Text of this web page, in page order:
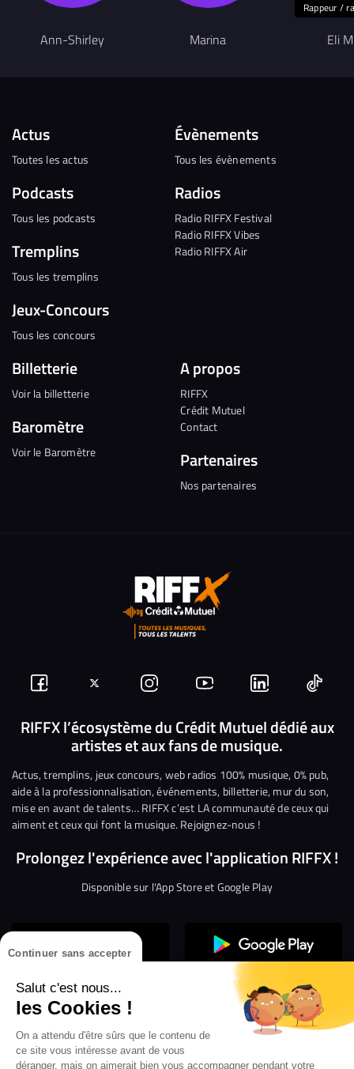
Continuer sans accepter
Salut c'est nous...
les Cookies !
On a attendu d'être sûrs que le contenu de
ce site vous intéresse avant de vous
déranger, mais on aimerait bien vous accompagner pendant votre
Ann-Shirley Marina
Rappeur /
Eli
Actus
Toutes les actus
Podcasts
Tous les podcasts
Tremplins
Tous les tremplins
Jeux-Concours
Tous les concours
Évènements
Tous les évènements
Radios
Radio RIFFX Festival
Radio RIFFX Vibes
Radio RIFFX Air
Billetterie
Voir la billetterie
Baromètre
Voir le Baromètre
A propos
RIFFX
Crédit Mutuel
Contact
Partenaires
Nos partenaires
Suivez-
nous
Facebook
Suivez-
nous
sur
Twitter
Nous
rejoindre
sur
Instagram
Nous
rejoindre
sur
YouTube
Nous
rejoindre
sur
Linkedin
Nous
RIFFX l’écosystème du Crédit Mutuel dédié aux
artistes et aux fans de musique.
Actus, tremplins, jeux concours, web radios 100% musique, 0% pub,
aide à la professionnalisation, événements, billetterie, mur du son,
mise en avant de talents… RIFFX c’est LA communauté de ceux qui
aiment et ceux qui font la musique. Rejoignez-nous !
Prolongez l'expérience avec l'application RIFFX !
Disponible sur l'App Store et Google Play
Confidentialité
Gestion des cookies
Conditions générales d’utilisation
Mentions légales